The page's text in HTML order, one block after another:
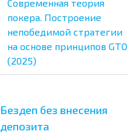
Современная теория
покера. Построение
непобедимой стратегии
на основе принципов GTO
(2025)
Бездеп без внесения
депозита